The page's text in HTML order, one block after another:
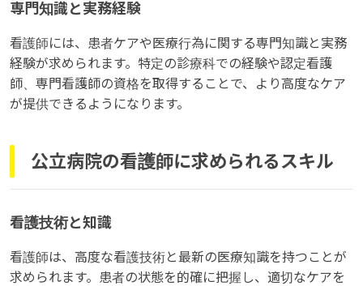
専門知識と実務経験
看護師には、患者ケアや医療行為に関する専門知識と実務
経験が求められます。特定の診療科での経験や認定看護
師、専門看護師の資格を取得することで、より高度なケア
が提供できるようになります。
公立病院の看護師に求められるスキル
看護技術と知識
看護師は、高度な看護技術と最新の医療知識を持つことが
求められます。患者の状態を的確に把握し、適切なケアを